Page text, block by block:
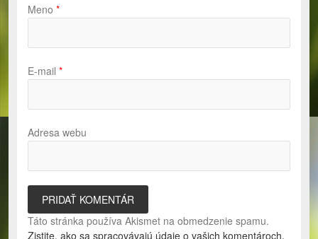
Meno *
E-mail *
Adresa webu
Táto stránka používa Akismet na obmedzenie spamu.
Zistite, ako sa spracovávajú údaje o vašich komentároch.